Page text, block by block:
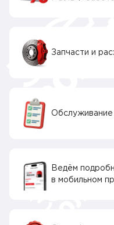
Запчасти и
Обслуживание
Ведём
в мобильном